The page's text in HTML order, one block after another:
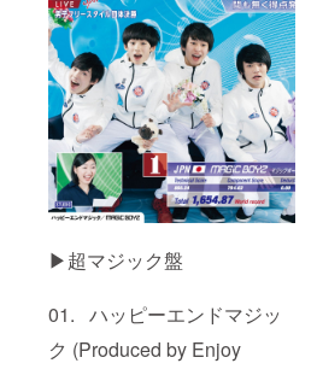
▶超マジック盤
01. ハッピーエンドマジッ
ク (Produced by Enjoy